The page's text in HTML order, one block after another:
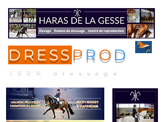
DRESS P R O D
100% dressage